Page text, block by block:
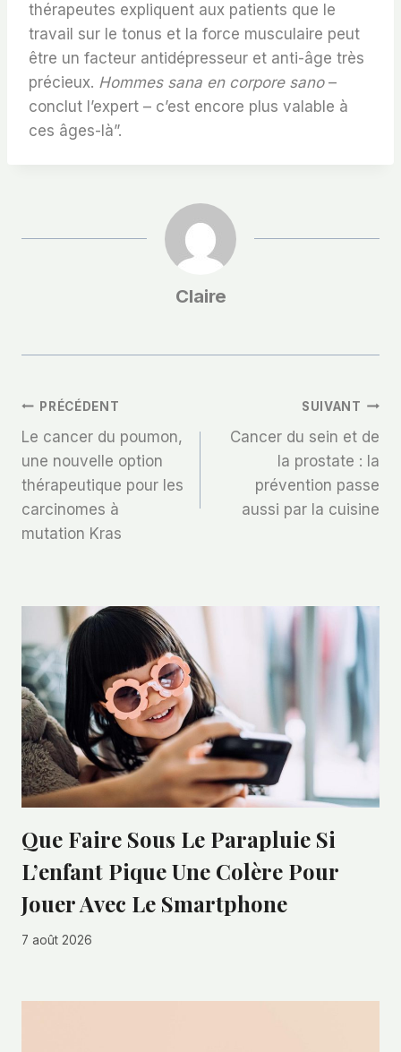
thérapeutes expliquent aux patients que le
travail sur le tonus et la force musculaire peut
être un facteur antidépresseur et anti-âge très
précieux. Hommes sana en corpore sano–
conclut l’expert – c’est encore plus valable à
ces âges-là”.
Claire
Navigation
De
L’article
PRÉCÉDENT
Le cancer du poumon,
une nouvelle option
thérapeutique pour les
carcinomes à
mutation Kras
SUIVANT
Cancer du sein et de
la prostate : la
prévention passe
aussi par la cuisine
Que Faire Sous Le Parapluie Si
L’enfant Pique Une Colère Pour
Jouer Avec Le Smartphone
7 août 2026